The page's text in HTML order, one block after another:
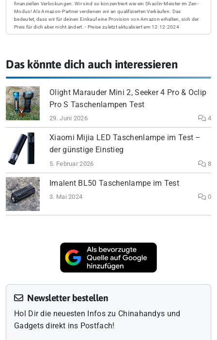
finanziellen Verlockungen. Wir sind so konzentriert wie ein Shaolin-Meister im Zen-
Modus! Als Amazon-Partner verdienen wir an qualifizierten Verkäufen. Das
bedeutet, dass wir für deinen Einkauf eine Provision von Amazon erhalten, sich der
Preis für dich aber nicht ändert. - Preise zuletzt aktualisiert am 12.12.2024
Das könnte dich auch interessieren
Olight Marauder Mini 2, Seeker 4 Pro & Oclip
Pro S Taschenlampen Test
29. Juni 2026 4
Xiaomi Mijia LED Taschenlampe im Test –
der günstige Einstieg
5. Februar 2026 8
Imalent BL50 Taschenlampe im Test
3. Mai 2024 0
Newsletter bestellen
Hol Dir die neuesten Infos zu Chinahandys und
Gadgets direkt ins Postfach!